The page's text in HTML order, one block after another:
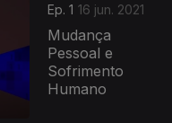
Ep. 1 16 jun. 2021
Mudança
Pessoal e
Sofrimento
Humano